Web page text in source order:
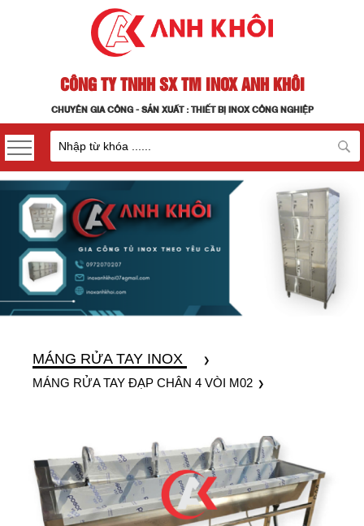
CÔNG TY TNHH SX TM INOX ANH KHÔI
CHUYÊN GIA CÔNG - SẢN XUẤT : THIẾT BỊ INOX CÔNG NGHIỆP
MÁNG RỬA TAY INOX
MÁNG RỬA TAY ĐẠP CHÂN 4 VÒI M02